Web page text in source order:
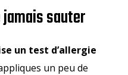
jamais sauter
un test d’allergie
un peu de